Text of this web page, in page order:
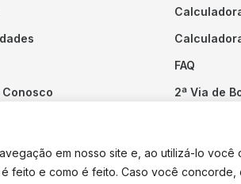
em nosso site e, ao utilizá-lo
feito e como é feito. Caso você
FAQ
2ª Via de